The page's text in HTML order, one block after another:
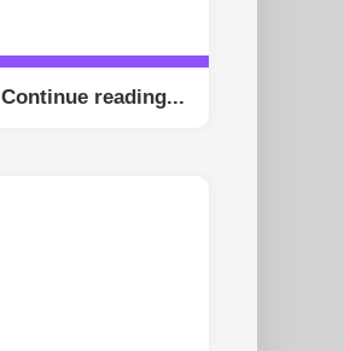
Continue reading...